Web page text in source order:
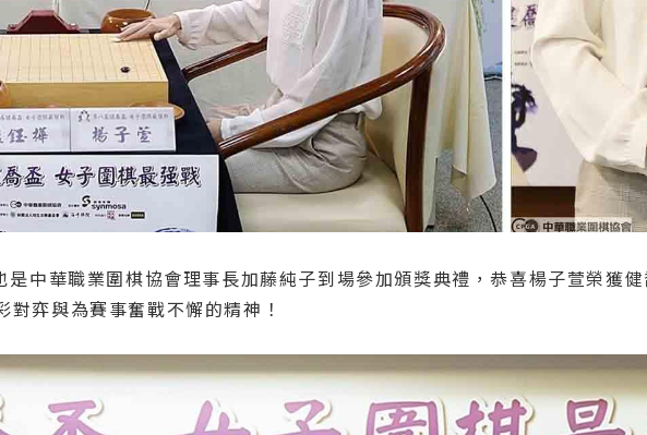
中華職業圍棋協會理事長加藤純子到場參加頒獎典禮，恭喜楊子萱榮獲
弈與為賽事奮戰不懈的精神！